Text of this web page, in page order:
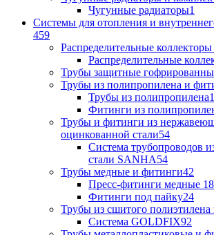
Чугунные радиаторы1
Системы для отопления и
459
Распределительные
Распределительные
Трубы защитные
Трубы из полипропилена и
Трубы из полипропилена
Фитинги из
Трубы и фитинги из
оцинкованной стали54
Система трубопроводов
стали SANHA54
Трубы медные и фитинги42
Пресс-фитинги медные 18
Фитинги под пайку24
Трубы из сшитого
Система GOLDFIX92